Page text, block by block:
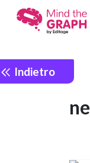
Indietro